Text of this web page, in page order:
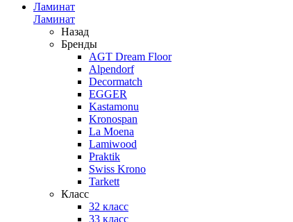
Ламинат
Ламинат
Назад
Бренды
AGT Dream Floor
Alpendorf
Decormatch
EGGER
Kastamonu
Kronospan
La Moena
Lamiwood
Praktik
Swiss Krono
Tarkett
Класс
32 класс
33 класс